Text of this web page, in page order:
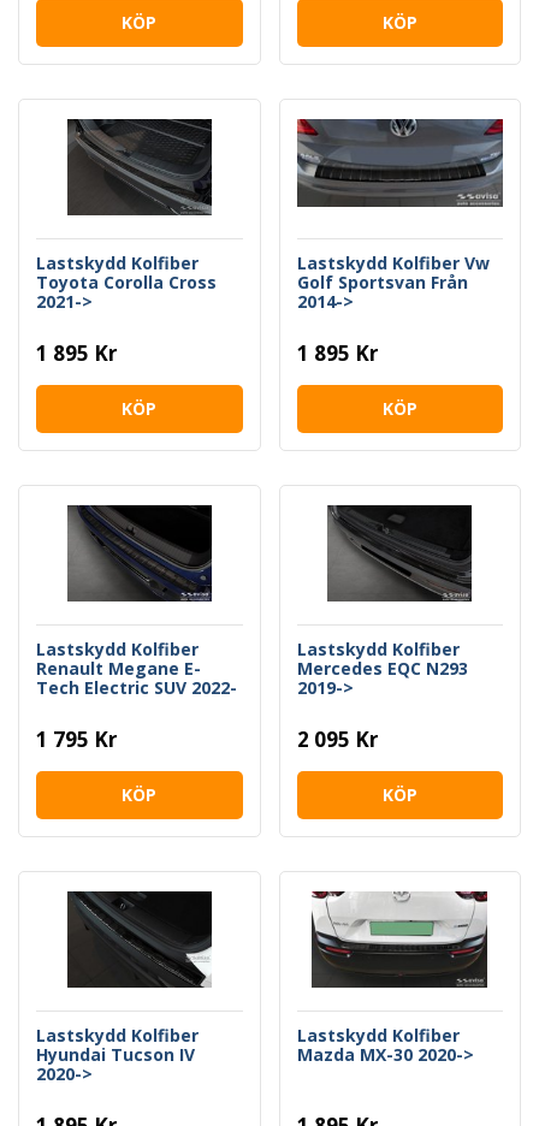
KÖP KÖP
Lastskydd Kolfiber
Toyota Corolla Cross
2021->
1 895 Kr
KÖP
Lastskydd Kolfiber Vw
Golf Sportsvan Från
2014->
1 895 Kr
KÖP
Lastskydd Kolfiber
Renault Megane E-
Tech Electric SUV 2022-
1 795 Kr
KÖP
Lastskydd Kolfiber
Mercedes EQC N293
2019->
2 095 Kr
KÖP
Lastskydd Kolfiber
Hyundai Tucson IV
2020->
Lastskydd Kolfiber
Mazda MX-30 2020->